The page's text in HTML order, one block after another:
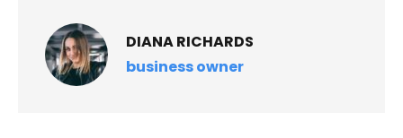
DIANA RICHARDS
business owner